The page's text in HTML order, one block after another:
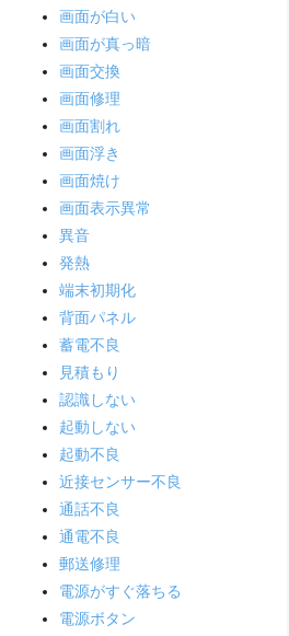
画面が白い
画面が真っ暗
画面交換
画面修理
画面割れ
画面浮き
画面焼け
画面表示異常
異音
発熱
端末初期化
背面パネル
蓄電不良
見積もり
認識しない
起動しない
起動不良
近接センサー不良
通話不良
通電不良
郵送修理
電源がすぐ落ちる
電源ボタン